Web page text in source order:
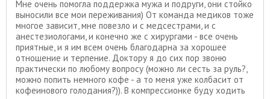
Мне очень помогла поддержка мужа и подруги, они стойко
выносили все мои переживания) От команда медиков тоже
многое зависит, мне повезло и с медсестрами, и с
анестезиологами, и конечно же с хирургами - все очень
приятные, и я им всем очень благодарна за хорошее
отношение и терпение. Доктору я до сих пор звоню
практически по любому вопросу (можно ли сесть за руль?,
можно попить немного кофе - а то меня уже колбасит от
кофеинового голодания?)). В компрессионке буду ходить